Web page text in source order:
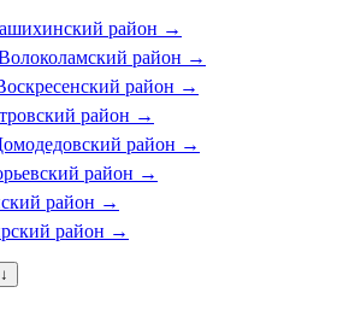
район →
район →
район →
район →
район →
район →
район →
район →
↓